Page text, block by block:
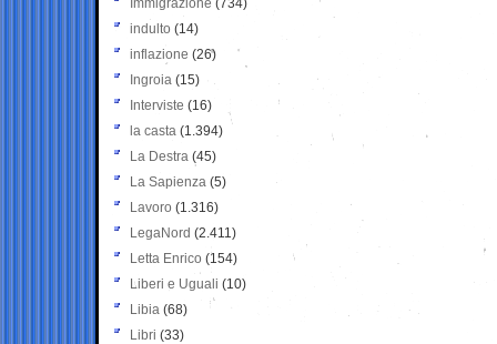
Immigrazione (734)
indulto (14)
inflazione (26)
Ingroia (15)
Interviste (16)
la casta (1.394)
La Destra (45)
La Sapienza (5)
Lavoro (1.316)
LegaNord (2.411)
Letta Enrico (154)
Liberi e Uguali (10)
Libia (68)
Libri (33)